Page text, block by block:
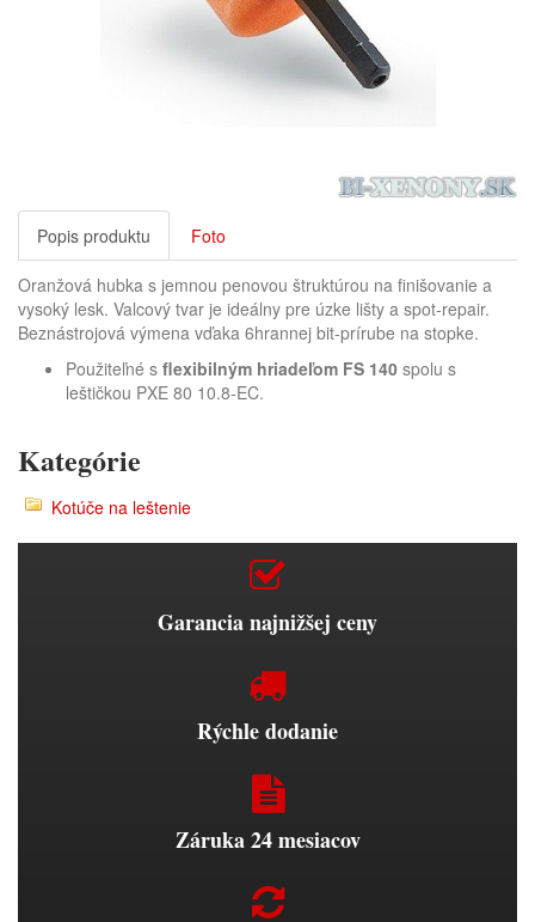
Popis produktu Foto
Oranžová hubka s jemnou penovou štruktúrou na finišovanie a
vysoký lesk. Valcový tvar je ideálny pre úzke lišty a spot-repair.
Beznástrojová výmena vďaka 6hrannej bit-prírube na stopke.
Použiteľné s flexibilným hriadeľom FS 140 spolu s
leštičkou PXE 80 10.8-EC.
Kategórie
Kotúče na leštenie
Garancia najnižšej ceny
Rýchle dodanie
Záruka 24 mesiacov